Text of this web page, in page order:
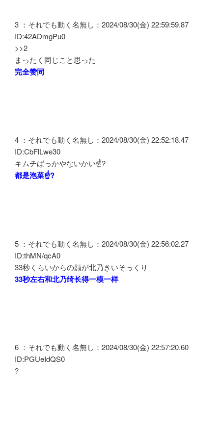
3 ：それでも動く名無し：2024/08/30(金) 22:59:59.87
ID:42ADmgPu0
>>2
まったく同じこと思った
完全赞同
4 ：それでも動く名無し：2024/08/30(金) 22:52:18.47
ID:CbFlLwe30
キムチばっかやないかい☝?
都是泡菜☝?
5 ：それでも動く名無し：2024/08/30(金) 22:56:02.27
ID:thMN/qcA0
33秒くらいからの顔が北乃きいそっくり
33秒左右和北乃绮长得一模一样
6 ：それでも動く名無し：2024/08/30(金) 22:57:20.60
ID:PGUeIdQS0
?